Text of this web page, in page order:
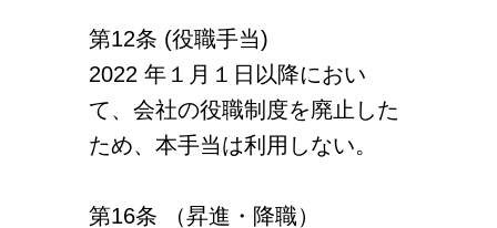
第12条 (役職手当)
2022 年１月１日以降におい
て、会社の役職制度を廃止した
ため、本手当は利用しない。
第16条 （昇進・降職）